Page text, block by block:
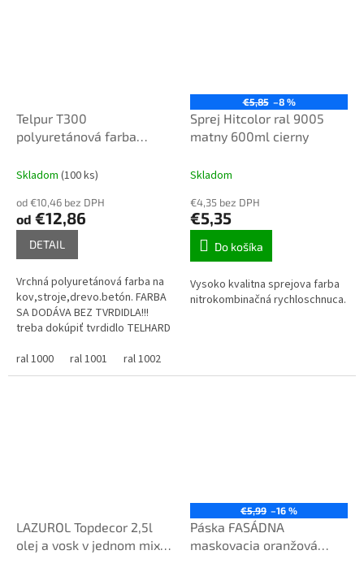
Telpur T300
polyuretánová farba
vzorkovníka ral pozri
Skladom (100 ks)
od €10,46 bez DPH
od €12,86
DETAIL
Vrchná polyuretánová farba na
kov,stroje,drevo.betón. FARBA
SA DODÁVA BEZ TVRDIDLA!!!
treba dokúpiť tvrdidlo TELHARD
požiadavku zákazníka a nedá
sa...
ral 1000 ral 1001 ral 1002
€5,85 –8 %
Sprej Hitcolor ral 9005
matny 600ml cierny
Skladom
€4,35 bez DPH
€5,35
Do košíka
Vysoko kvalitna sprejova farba
nitrokombinačná rychloschnuca.
LAZUROL Topdecor 2,5l
olej a vosk v jednom mix
€5,99 –16 %
Páska FASÁDNA
maskovacia oranžová